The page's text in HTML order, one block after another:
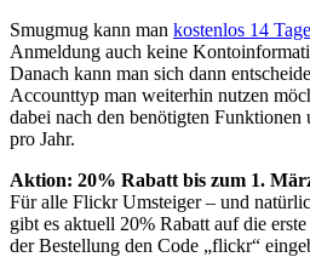
Smugmug kann man kostenlos 14 Tage
Anmeldung auch keine
Danach kann man sich dann
Accounttyp man weiterhin nutzen
dabei nach den benötigten
pro Jahr.
Aktion: 20% Rabatt bis zum 1.
Für alle Flickr Umsteiger – und
gibt es aktuell 20% Rabatt auf die
der Bestellung den Code „flickr“